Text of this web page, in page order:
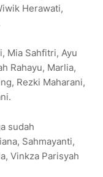
Herawati,
Mia Sahfitri, Ayu
Rahayu, Marlia,
Rezki Maharani,
sudah
Sahmayanti,
Vinkza Parisyah